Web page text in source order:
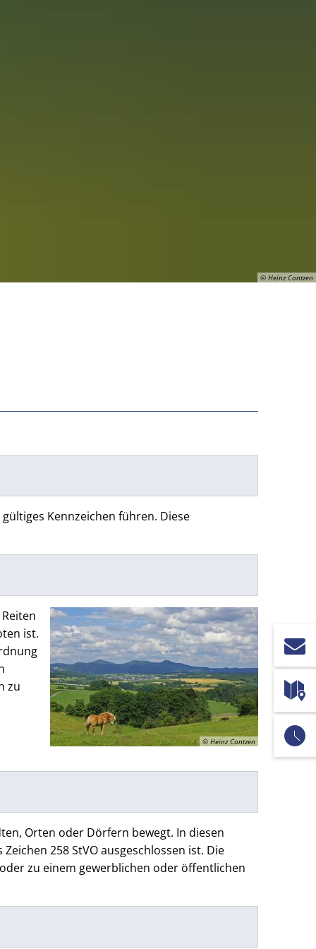
© Heinz Contzen
Kennzeichen führen. Diese
© Heinz Contzen
ist.
zu
Orten oder Dörfern bewegt. In diesen
258 StVO ausgeschlossen ist. Die
zu einem gewerblichen oder öffentlichen